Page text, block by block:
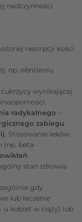
nadczynności
resorpcji kości
np. obniżeniu
wynikającej
radykalnego –
zabiegu
. Stosowanie leków
(np. beta-
stan zdrowia
gdy
lub leczenie
u kobiet w ciąży) lub